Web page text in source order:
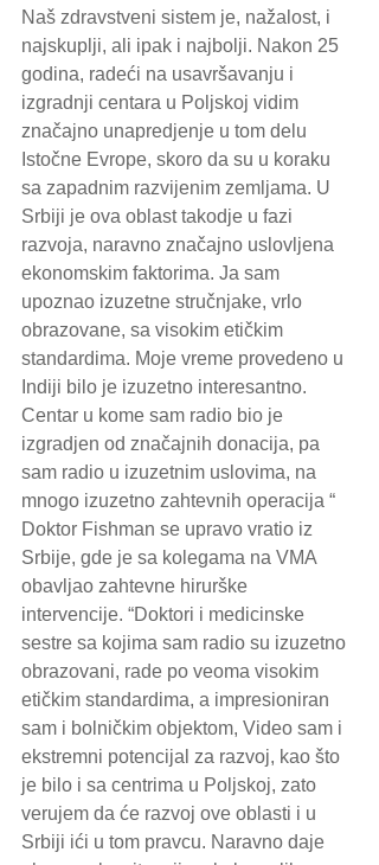
Naš zdravstveni sistem je, nažalost, i
najskuplji, ali ipak i najbolji. Nakon 25
godina, radeći na usavršavanju i
izgradnji centara u Poljskoj vidim
značajno unapredjenje u tom delu
Istočne Evrope, skoro da su u koraku
sa zapadnim razvijenim zemljama. U
Srbiji je ova oblast takodje u fazi
razvoja, naravno značajno uslovljena
ekonomskim faktorima. Ja sam
upoznao izuzetne stručnjake, vrlo
obrazovane, sa visokim etičkim
standardima. Moje vreme provedeno u
Indiji bilo je izuzetno interesantno.
Centar u kome sam radio bio je
izgradjen od značajnih donacija, pa
sam radio u izuzetnim uslovima, na
mnogo izuzetno zahtevnih operacija “
Doktor Fishman se upravo vratio iz
Srbije, gde je sa kolegama na VMA
obavljao zahtevne hirurške
intervencije. “Doktori i medicinske
sestre sa kojima sam radio su izuzetno
obrazovani, rade po veoma visokim
etičkim standardima, a impresioniran
sam i bolničkim objektom, Video sam i
ekstremni potencijal za razvoj, kao što
je bilo i sa centrima u Poljskoj, zato
verujem da će razvoj ove oblasti i u
Srbiji ići u tom pravcu. Naravno daje